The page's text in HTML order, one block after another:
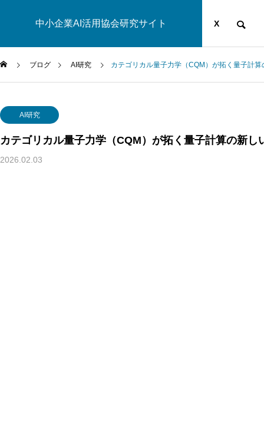
中小企業AI活用協会研究サイト
運営団体 YOUTUBE X
ブログ AI研究 カテゴリカル量子力学（CQM）が拓く量子計算
AI研究
カテゴリカル量子力学（CQM）が拓く量子計算の新し
2026.02.03